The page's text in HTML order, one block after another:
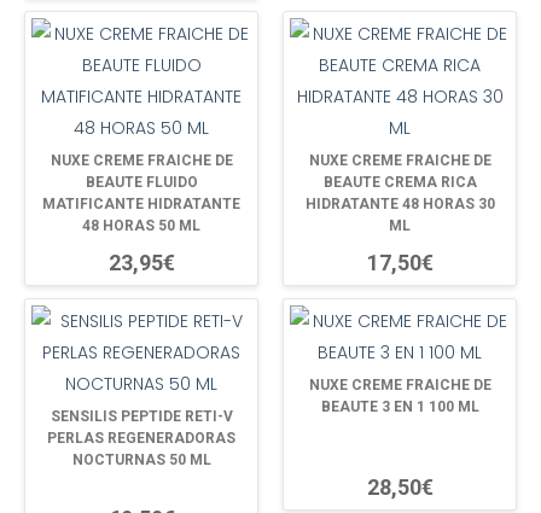
NUXE CREME FRAICHE DE
BEAUTE FLUIDO
MATIFICANTE HIDRATANTE
48 HORAS 50 ML
23,95€
NUXE CREME FRAICHE DE
BEAUTE CREMA RICA
HIDRATANTE 48 HORAS 30
ML
17,50€
SENSILIS PEPTIDE RETI-V
PERLAS REGENERADORAS
NOCTURNAS 50 ML
NUXE CREME FRAICHE DE
BEAUTE 3 EN 1 100 ML
28,50€